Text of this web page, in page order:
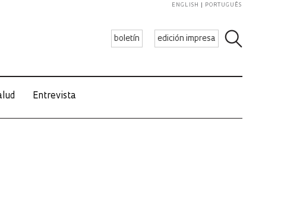
boletín edición impresa
ENGLISH PORTUGUÊS
Entrevista